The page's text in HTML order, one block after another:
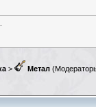
> Метал